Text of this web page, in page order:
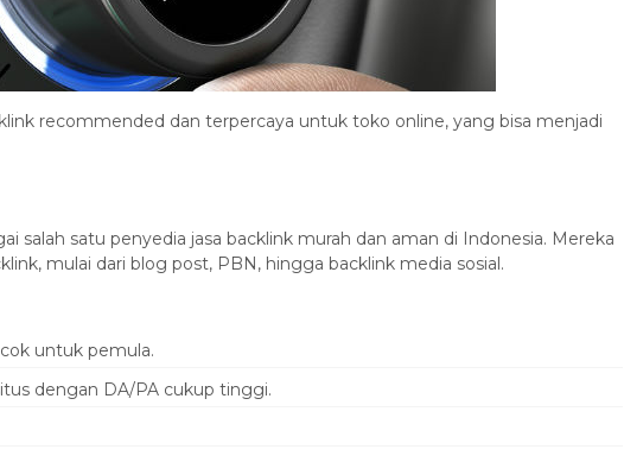
recommended dan terpercaya untuk toko online, yang bisa menjadi
salah satu penyedia jasa backlink murah dan aman di Indonesia. Mereka
mulai dari blog post, PBN, hingga backlink media sosial.
untuk pemula.
dengan DA/PA cukup tinggi.